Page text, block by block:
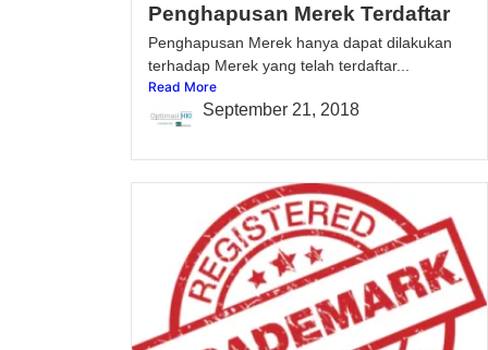
Penghapusan Merek Terdaftar
Penghapusan Merek hanya dapat dilakukan
terhadap Merek yang telah terdaftar...
Read More
September 21, 2018